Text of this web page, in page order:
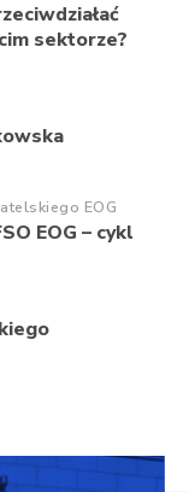
sektorze?
EOG
EOG – cykl